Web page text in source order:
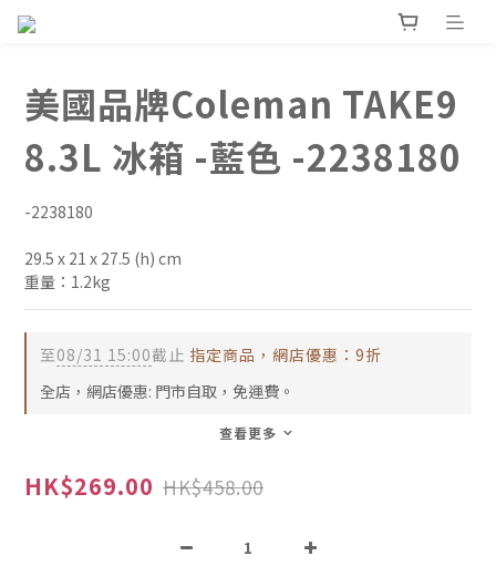
美國品牌Coleman TAKE9
8.3L 冰箱 -藍色 -2238180
-2238180
29.5 x 21 x 27.5 (h) cm
重量：1.2kg
至08/31 15:00截止 指定商品，網店優惠：9折
全店，網店優惠: 門市自取，免運費。
查看更多
HK$269.00 HK$458.00